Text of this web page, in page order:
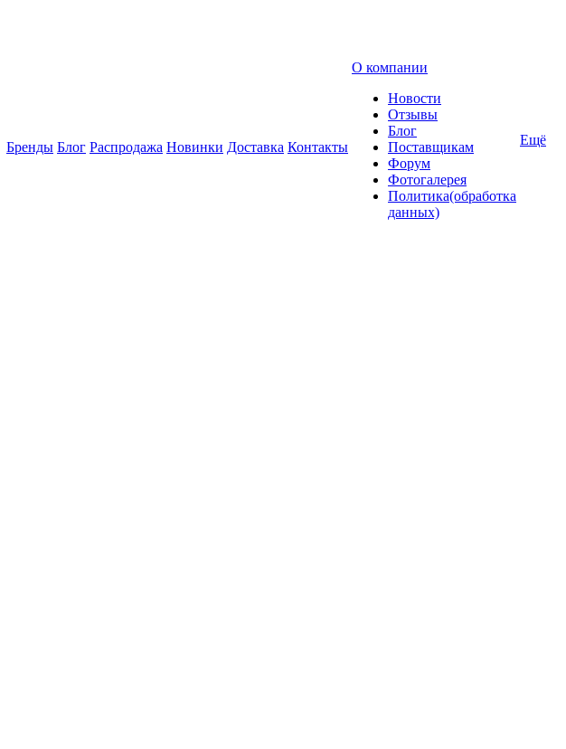
Бренды Блог Распродажа Новинки Доставка Контакты
О компании
Новости
Отзывы
Блог
Поставщикам
Форум
Фотогалерея
Политика(обработка
данных)
Ещё